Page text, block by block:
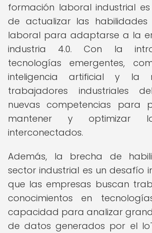
formación laboral industrial
de actualizar las
laboral para adaptarse a la
industria 4.0. Con la
tecnologías emergentes,
inteligencia artificial y la
trabajadores industriales
nuevas competencias para
mantener y optimizar
interconectados.
Además, la brecha de
sector industrial es un desafío
que las empresas buscan
conocimientos en
capacidad para analizar
de datos generados por el